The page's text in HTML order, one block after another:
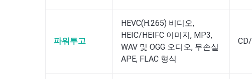
파워투고
HEVC(H.265) 비디오,
HEIC/HEIFC 이미지, MP3,
WAV 및 OGG 오디오, 무손실
APE, FLAC 형식